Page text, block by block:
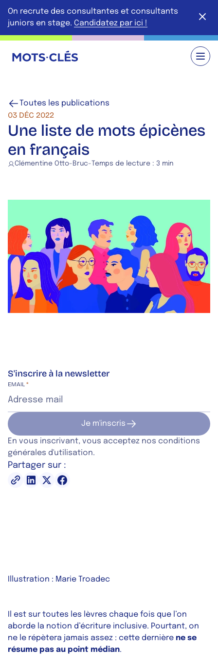
Aller au contenu principal
On recrute des consultantes et consultants
juniors en stage. Candidatez par ici !
Retour à l'accueil
Toutes les publications
03 DÉC 2022
Une liste de mots épicènes
en français
Clémentine Otto-Bruc- Temps de lecture : 3 min
S'inscrire à la newsletter
EMAIL *
Site web de l’entreprise
Je m'inscris
En vous inscrivant, vous acceptez nos conditions
générales d'utilisation.
Partager sur :
Illustration : Marie Troadec
Il est sur toutes les lèvres chaque fois que l’on
aborde la notion d’écriture inclusive. Pourtant, on
ne le répètera jamais assez : cette dernière ne se
résume pas au point médian.